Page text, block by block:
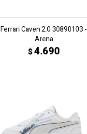
Ferrari Caven 2.0 30890103 -
Arena
$4.690